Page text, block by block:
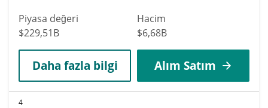
Piyasa değeri
$229,51B
Hacim
$6,68B
Daha fazla bilgi Alım Satım
4